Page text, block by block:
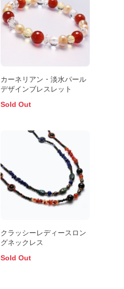
カーネリアン・淡水パール
デザインブレスレット
Sold Out
クラッシーレディースロン
グネックレス
Sold Out